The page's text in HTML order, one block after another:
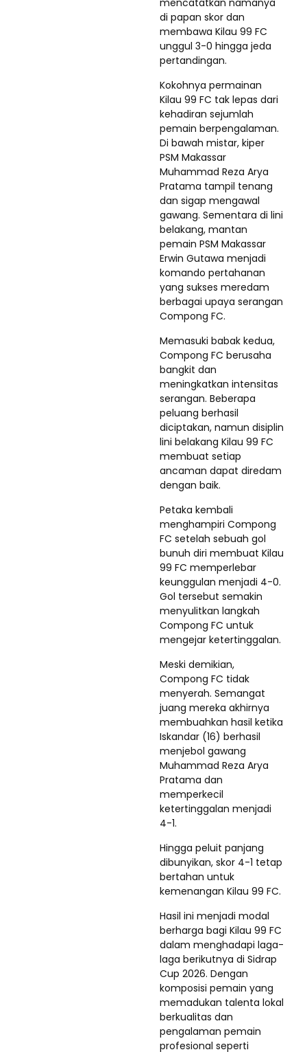
mencatatkan namanya
di papan skor dan
membawa Kilau 99 FC
unggul 3-0 hingga jeda
pertandingan.
Kokohnya permainan
Kilau 99 FC tak lepas dari
kehadiran sejumlah
pemain berpengalaman.
Di bawah mistar, kiper
PSM Makassar
Muhammad Reza Arya
Pratama tampil tenang
dan sigap mengawal
gawang. Sementara di lini
belakang, mantan
pemain PSM Makassar
Erwin Gutawa menjadi
komando pertahanan
yang sukses meredam
berbagai upaya serangan
Compong FC.
Memasuki babak kedua,
Compong FC berusaha
bangkit dan
meningkatkan intensitas
serangan. Beberapa
peluang berhasil
diciptakan, namun disiplin
lini belakang Kilau 99 FC
membuat setiap
ancaman dapat diredam
dengan baik.
Petaka kembali
menghampiri Compong
FC setelah sebuah gol
bunuh diri membuat Kilau
99 FC memperlebar
keunggulan menjadi 4-0.
Gol tersebut semakin
menyulitkan langkah
Compong FC untuk
mengejar ketertinggalan.
Meski demikian,
Compong FC tidak
menyerah. Semangat
juang mereka akhirnya
membuahkan hasil ketika
Iskandar (16) berhasil
menjebol gawang
Muhammad Reza Arya
Pratama dan
memperkecil
ketertinggalan menjadi
4-1.
Hingga peluit panjang
dibunyikan, skor 4-1 tetap
bertahan untuk
kemenangan Kilau 99 FC.
Hasil ini menjadi modal
berharga bagi Kilau 99 FC
dalam menghadapi laga-
laga berikutnya di Sidrap
Cup 2026. Dengan
komposisi pemain yang
memadukan talenta lokal
berkualitas dan
pengalaman pemain
profesional seperti